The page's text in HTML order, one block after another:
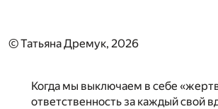
© Татьяна Дремук, 2026
Когда мы выключаем в себе
ответственность за каждый свой